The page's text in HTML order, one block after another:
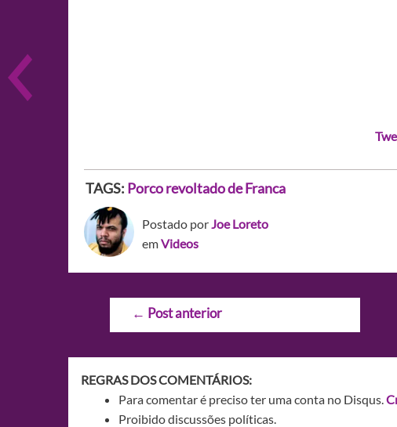
TAGS: Porco revoltado de Franca
Postado porJoe Loreto
emVideos
Navegação
← Post anterior
REGRAS DOS COMENTÁRIOS:
Para comentar é preciso ter uma conta no Disqus.
Proibido discussões políticas.